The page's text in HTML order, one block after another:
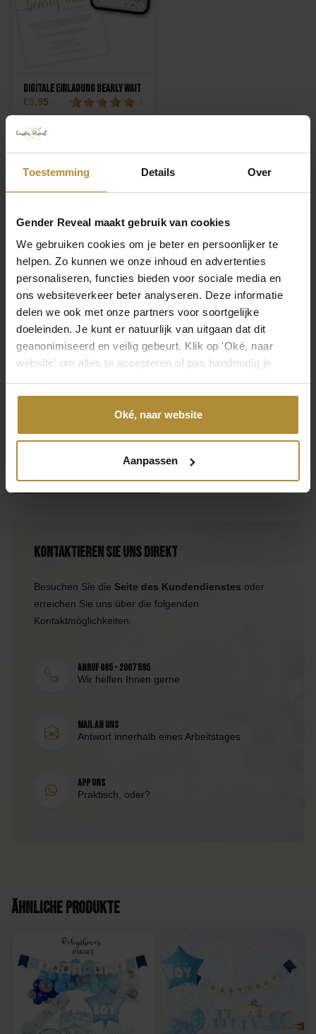
Toestemming Details Over
Gender Reveal maakt gebruik van cookies
We gebruiken cookies om je beter en persoonlijker te
helpen. Zo kunnen we onze inhoud en advertenties
personaliseren, functies bieden voor sociale media en
ons websiteverkeer beter analyseren. Deze informatie
delen we ook met onze partners voor soortgelijke
doeleinden. Je kunt er natuurlijk van uitgaan dat dit
geanonimiseerd en veilig gebeurt. Klik op 'Oké, naar
website' om alles te accepteren of pas handmatig je
Oké, naar website
Aanpassen
Digitale Einladung Bearly Wait
9,95
Technische Daten
Produkt
Farbe
Rosa
Marke
Geschlechtsenthüllung
SKU
GRD-007
Hinterlassen Sie Ihre Meinung
Eine Bewertung hinterlassen
Kontaktieren Sie uns direkt
Besuchen Sie die Seite des Kundendienstes oder
erreichen Sie uns über die folgenden
Kontaktmöglichkeiten.
Anruf 085 - 2007 595
Wir helfen Ihnen gerne
Mail an uns
Antwort innerhalb eines Arbeitstages
App uns
Praktisch, oder?
Ähnliche Produkte